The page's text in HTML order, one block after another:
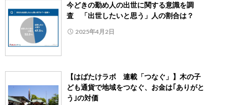
今どきの勤め人の出世に関する意識を調
査 「出世したいと思う」人の割合は？
2025年4月2日
【はばたけラボ 連載「つなぐ」】木の子
ども通貨で地域をつなぐ、お金は｢ありがと
う｣の対価